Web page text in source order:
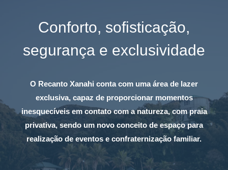
Conforto, sofisticação,
segurança e exclusividade
O Recanto Xanahi conta com uma área de lazer
exclusiva, capaz de proporcionar momentos
inesquecíveis em contato com a natureza, com praia
privativa, sendo um novo conceito de espaço para
realização de eventos e confraternização familiar.